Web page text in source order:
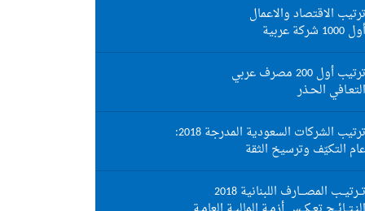
ترتيب الاقتصاد والاعمال
أول 1000 شركة عربية
ترتيب أول 200 مصرف عربي
التعـافي الحـذر
ترتيب الشركات السعودية المدرجة 2018:
عام التكيّف وترسيخ الثقة
تــرتيــب المصـــارف اللبنانية 2018